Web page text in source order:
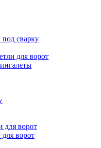
сварку
для ворот
для ворот
ворот